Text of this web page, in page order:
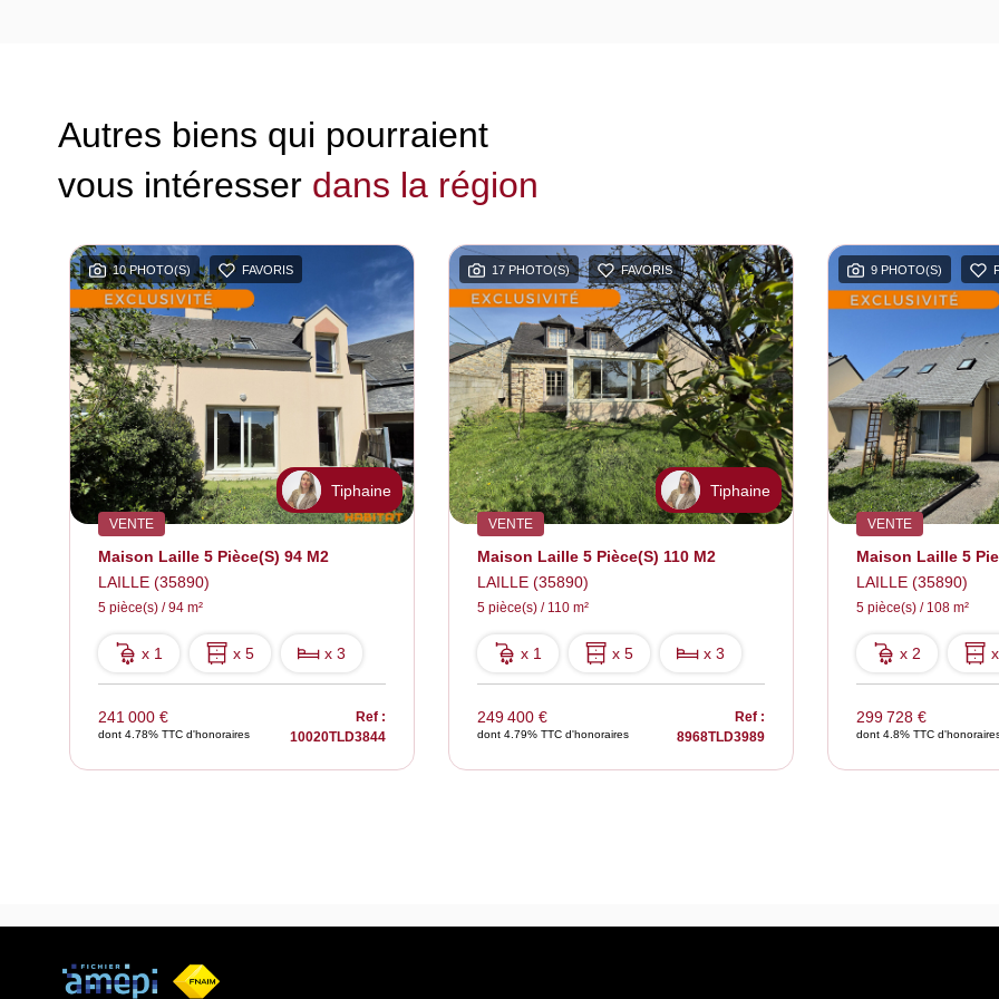
Autres biens qui pourraient
vous intéresser dans la région
10 PHOTO(S) FAVORIS
Tiphaine
VENTE
Maison Laille 5 Pièce(s) 94 M2
LAILLE (35890)
5 pièce(s) / 94 m²
x 1 x 5 x 3
241 000 €
dont 4.78% TTC d'honoraires
Ref :
10020TLD3844
17 PHOTO(S) FAVORIS
Tiphaine
VENTE
Maison Laille 5 Pièce(s) 110 M2
LAILLE (35890)
5 pièce(s) / 110 m²
x 1 x 5 x 3
249 400 €
dont 4.79% TTC d'honoraires
Ref :
8968TLD3989
9 PHOTO(S)
VENTE
Maison Laille 5
LAILLE (35890)
5 pièce(s) / 108 m²
x 2
299 728 €
dont 4.8% TTC